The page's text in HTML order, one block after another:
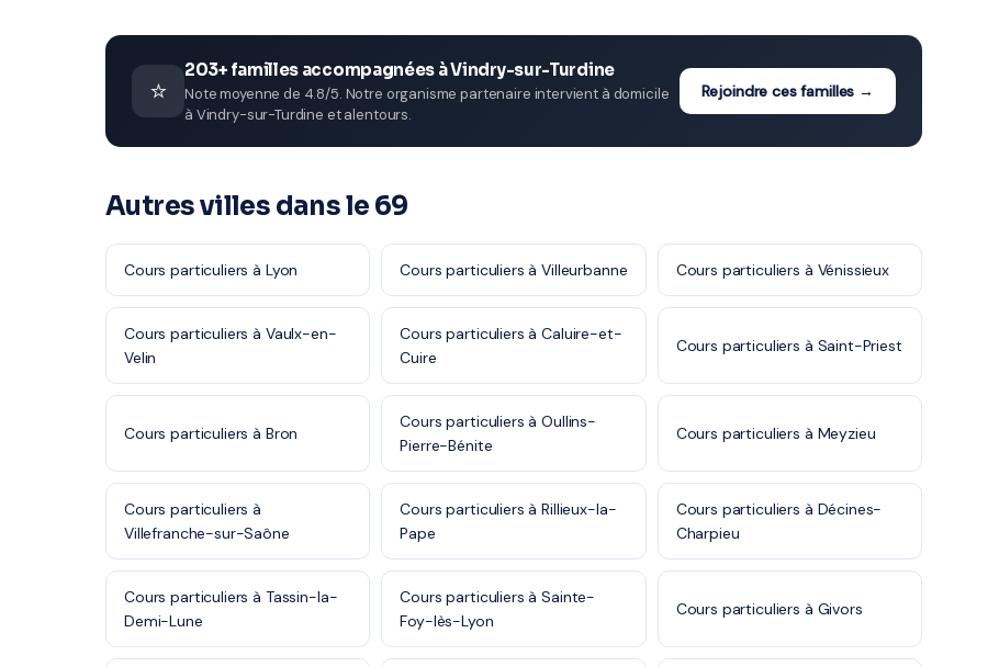
⭐
203+ familles accompagnées à Vindry-sur-Turdine
Note moyenne de 4.8/5. Notre organisme partenaire intervient à domicile
à Vindry-sur-Turdine et alentours.
Rejoindre ces familles →
Autres villes dans le 69
Cours particuliers à Lyon Cours particuliers à Villeurbanne Cours particuliers à Vénissieux
Cours particuliers à Vaulx-en-
Velin
Cours particuliers à Caluire-et-
Cuire
Cours particuliers à Saint-Priest
Cours particuliers à Bron
Cours particuliers à Oullins-
Pierre-Bénite
Cours particuliers à Meyzieu
Cours particuliers à
Villefranche-sur-Saône
Cours particuliers à Rillieux-la-
Pape
Cours particuliers à Décines-
Charpieu
Cours particuliers à Tassin-la-
Demi-Lune
Cours particuliers à Sainte-
Foy-lès-Lyon
Cours particuliers à Givors